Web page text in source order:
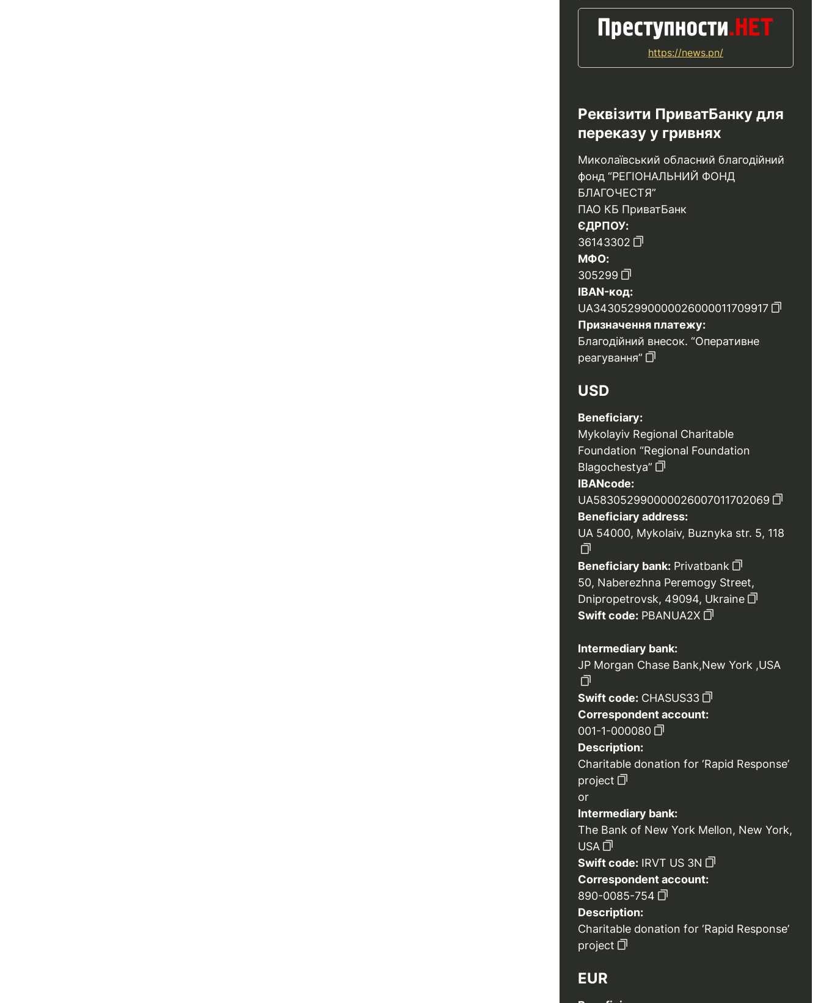
https://news.pn/
Реквізити ПриватБанку для
переказу у гривнях
Миколаївський обласний благодійний
фонд “РЕГІОНАЛЬНИЙ ФОНД
БЛАГОЧЕСТЯ”
ПАО КБ ПриватБанк
ЄДРПОУ:
36143302
МФО:
305299
IBAN-код:
UA343052990000026000011709917
Призначення платежу:
Благодійний внесок. “Оперативне
реагування”
USD
Beneficiary:
Mykolayiv Regional Charitable
Foundation “Regional Foundation
Blagochestya”
IBANcode:
UA583052990000026007011702069
Beneficiary address:
UA 54000, Mykolaiv, Buznyka str. 5, 118
Beneficiary bank: Privatbank
50, Naberezhna Peremogy Street,
Dnipropetrovsk, 49094, Ukraine
Swift code: PBANUA2X
Intermediary bank:
JP Morgan Chase Bank,New York ,USA
Swift code: CHASUS33
Correspondent account:
001-1-000080
Description:
Charitable donation for ‘Rapid Response’
project
or
Intermediary bank:
The Bank of New York Mellon, New York,
USA
Swift code: IRVT US 3N
Correspondent account:
890-0085-754
Description:
Charitable donation for ‘Rapid Response’
project
EUR